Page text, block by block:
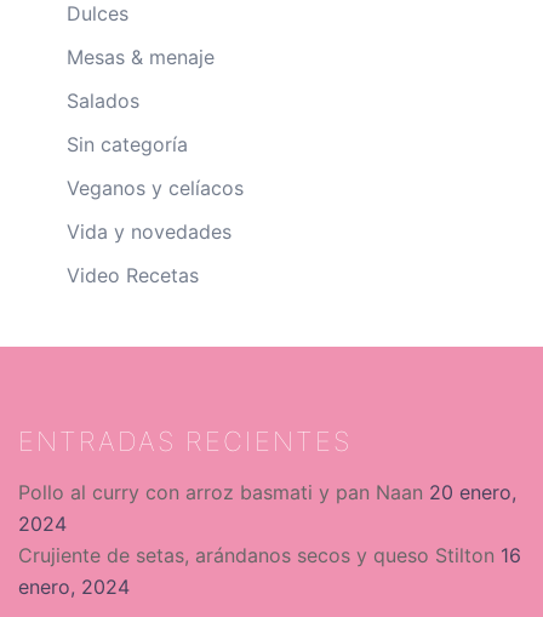
Dulces
Mesas & menaje
Salados
Sin categoría
Veganos y celíacos
Vida y novedades
Video Recetas
ENTRADAS RECIENTES
Pollo al curry con arroz basmati y pan Naan 20 enero,
2024
Crujiente de setas, arándanos secos y queso Stilton 16
enero, 2024